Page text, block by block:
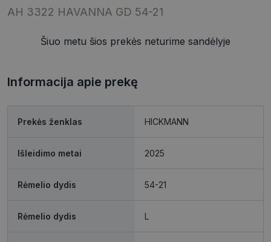
AH 3322 HAVANNA GD 54-21
Šiuo metu šios prekės neturime sandėlyje
Informacija apie prekę
Prekės ženklas HICKMANN
Išleidimo metai 2025
Rėmelio dydis 54-21
Rėmelio dydis L